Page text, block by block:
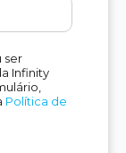
ser
Infinity
Política de